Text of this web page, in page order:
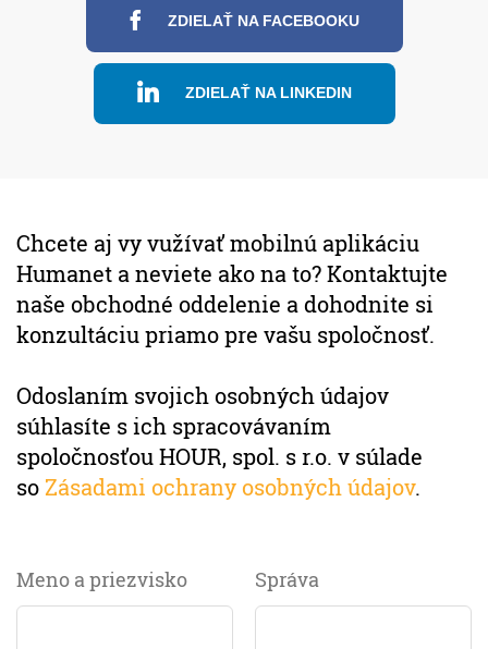
ZDIELAŤ NA FACEBOOKU
ZDIELAŤ NA LINKEDIN
Chcete aj vy vužívať mobilnú aplikáciu
Humanet a neviete ako na to? Kontaktujte
naše obchodné oddelenie a dohodnite si
konzultáciu priamo pre vašu spoločnosť.
Odoslaním svojich osobných údajov
súhlasíte s ich spracovávaním
spoločnosťou HOUR, spol. s r.o. v súlade
so Zásadami ochrany osobných údajov.
Meno a priezvisko Správa